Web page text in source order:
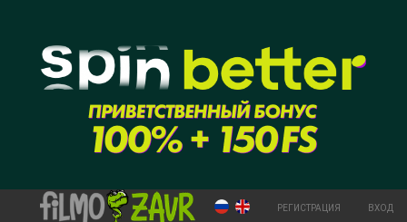
РЕГИСТРАЦИЯ ВХОД